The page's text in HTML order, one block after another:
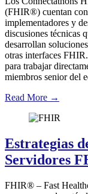
(FHIR®) cuentan
implementadores y
discusiones técnicas
desarrollan
otras interfaces
para trabajar
miembros senior del
Read More →
Estrategias
Servidores
FHIR® – Fast